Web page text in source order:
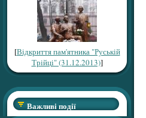
[Відкриття пам'ятника "Руській
Трійці" (31.12.2013)]
Важливі події